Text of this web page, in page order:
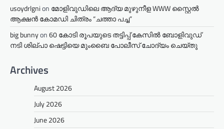
usoydrlgnion മോളിവുഡിലെ ആദ്യ മുഴുനീള WWW സ്റ്റൈൽ
ആക്ഷൻ കോമഡി ചിത്രം “ചത്താ പച്ച”
big bunnyon60 കോടി രൂപയുടെ തട്ടിപ്പ് കേസിൽ ബോളിവുഡ്
നടി ശില്പാ ഷെട്ടിയെ മുംബൈ പോലീസ് ചോദ്യം ചെയ്തു
Archives
August 2026
July 2026
June 2026